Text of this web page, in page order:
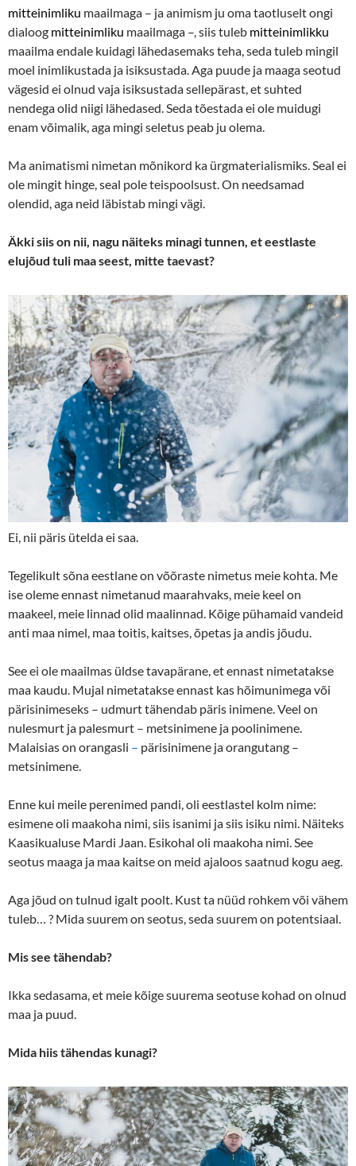
mitteinimliku maailmaga – ja animism ju oma taotluselt ongi
dialoog mitteinimliku maailmaga –, siis tuleb mitteinimlikku
maailma endale kuidagi lähedasemaks teha, seda tuleb mingil
moel inimlikustada ja isiksustada. Aga puude ja maaga seotud
vägesid ei olnud vaja isiksustada sellepärast, et suhted
nendega olid niigi lähedased. Seda tõestada ei ole muidugi
enam võimalik, aga mingi seletus peab ju olema.
Ma animatismi nimetan mõnikord ka ürgmaterialismiks. Seal ei
ole mingit hinge, seal pole teispoolsust. On needsamad
olendid, aga neid läbistab mingi vägi.
Äkki siis on nii, nagu näiteks minagi tunnen, et eestlaste
elujõud tuli maa seest, mitte taevast?
Ei, nii päris ütelda ei saa.
Tegelikult sõna eestlane on võõraste nimetus meie kohta. Me
ise oleme ennast nimetanud maarahvaks, meie keel on
maakeel, meie linnad olid maalinnad. Kõige pühamaid vandeid
anti maa nimel, maa toitis, kaitses, õpetas ja andis jõudu.
See ei ole maailmas üldse tavapärane, et ennast nimetatakse
maa kaudu. Mujal nimetatakse ennast kas hõimunimega või
pärisinimeseks – udmurt tähendab päris inimene. Veel on
nulesmurt ja palesmurt – metsinimene ja poolinimene.
Malaisias on orangasli – pärisinimene ja orangutang –
metsinimene.
Enne kui meile perenimed pandi, oli eestlastel kolm nime:
esimene oli maakoha nimi, siis isanimi ja siis isiku nimi. Näiteks
Kaasikualuse Mardi Jaan. Esikohal oli maakoha nimi. See
seotus maaga ja maa kaitse on meid ajaloos saatnud kogu aeg.
Aga jõud on tulnud igalt poolt. Kust ta nüüd rohkem või vähem
tuleb… ? Mida suurem on seotus, seda suurem on potentsiaal.
Mis see tähendab?
Ikka sedasama, et meie kõige suurema seotuse kohad on olnud
maa ja puud.
Mida hiis tähendas kunagi?